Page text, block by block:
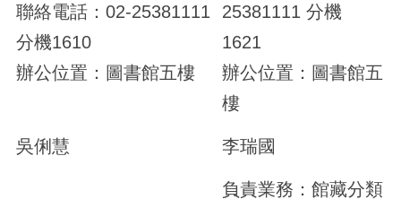
聯絡電話：02-25381111
分機1610
辦公位置：圖書館五樓
25381111 分機
1621
辦公位置：圖書館五
樓
吳俐慧 李瑞國
負責業務：館藏分類